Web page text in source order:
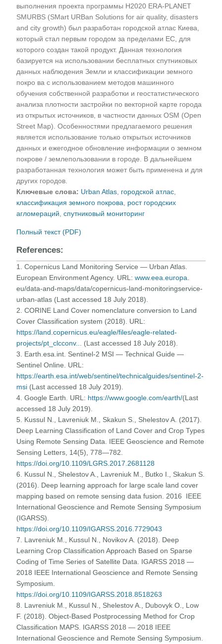
выполнения проекта программы H2020 ERA-PLANET
SMURBS (SMart URBan Solutions for air quality, disasters
and city growth) был разработан городской атлас Киева,
который стал первым городом за пределами ЕС, для
которого создан такой продукт. Данная технология
базируется на использовании бесплатных спутниковых
данных наблюдения Земли и классификации земного
покро ва с использованием методов машинного
обучения собственной разработки и геостатистического
анализа плотности застройки по векторной карте города
из открытых источников, в частности данных OSM (Open
Street Map). Особенностями предлагаемого решения
является использование только открытых источников
данных и ежегодное обновление информации о земном
покрове / землепользовании в городе. В дальнейшем
разработанная технология может быть применена и для
других городов.
Ключевые слова: Urban Atlas городской атлас
классификация земного покрова
рост городских
агломераций ,спутниковый мониторинг
Полный текст (PDF)
References:
1. Copernicus Land Monitoring Service — Urban Atlas.
European Environment Agency. URL:www.eea.europa
eu/data-and-maps/data/copernicus-land-monitoringservice-
urban-atlas (Last accessed 18 July 2018).
2. CORINE Land Cover nomenclature conversion to Land
Cover Classification system (2018). URL:
https://land.copernicus.eu/eagle/files/eagle-related-
projects/pt_clcconv...
(Last accessed 18 July 2018).
3. Earth.esa.int. Sentinel-2 MSI — Technical Guide —
Sentinel Online. URL:
https://earth.esa.int/web/sentinel/technicalguides/sentinel-2-
msi (Last accessed 18 July 2019).
4. Google Earth. URL: https://www.google.com/earth/(Last
accessed 18 July 2019).
5. Kussul N., Lavreniuk M., Skakun S., Shelestov A. (2017).
Deep Learning Classification of Land Cover and Crop Types
Using Remote Sensing Data. IEEE Geoscience and Remote
Sensing Letters, 14(5), 778—782.
https://doi.org/10.1109/LGRS.2017.2681128
6. Kussul N., Shelestov A., Lavreniuk M., Butko I., Skakun S.
(2016). Deep learning approach for large scale land cover
mapping based on remote sensing data fusion. 2016 IEEE
International Geoscience and Remote Sensing Symposium
(IGARSS).
https://doi.org/10.1109/IGARSS.2016.7729043
7. Lavreniuk M., Kussul N., Novikov A. (2018). Deep
Learning Crop Classification Approach Based on Sparse
Coding of Time Series of Satellite Data. IGARSS 2018 —
2018 IEEE International Geoscience and Remote Sensing
Symposium.
https://doi.org/10.1109/IGARSS.2018.8518263
8. Lavreniuk M., Kussul N., Shelestov A., Dubovyk O., Low
F. (2018). Object-Based Postprocessing Method for Crop
Classification MAPS. IGARSS 2018 — 2018 IEEE
International Geoscience and Remote Sensing Symposium.